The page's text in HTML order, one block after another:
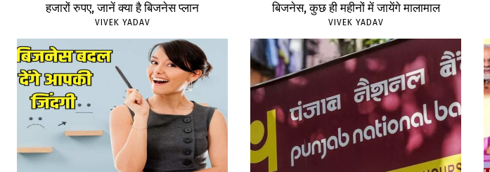
हजारों रुपए, जानें क्या है बिजनेस प्लान
VIVEK YADAV
बिजनेस, कुछ ही महीनों में जायेंगे मालामाल
VIVEK YADAV